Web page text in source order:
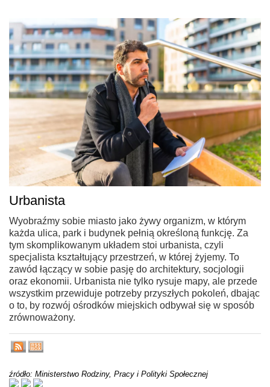
Urbanista
Wyobraźmy sobie miasto jako żywy organizm, w którym
każda ulica, park i budynek pełnią określoną funkcję. Za
tym skomplikowanym układem stoi urbanista, czyli
specjalista kształtujący przestrzeń, w której żyjemy. To
zawód łączący w sobie pasję do architektury, socjologii
oraz ekonomii. Urbanista nie tylko rysuje mapy, ale przede
wszystkim przewiduje potrzeby przyszłych pokoleń, dbając
o to, by rozwój ośrodków miejskich odbywał się w sposób
zrównoważony.
źródło: Ministerstwo Rodziny, Pracy i Polityki Społecznej